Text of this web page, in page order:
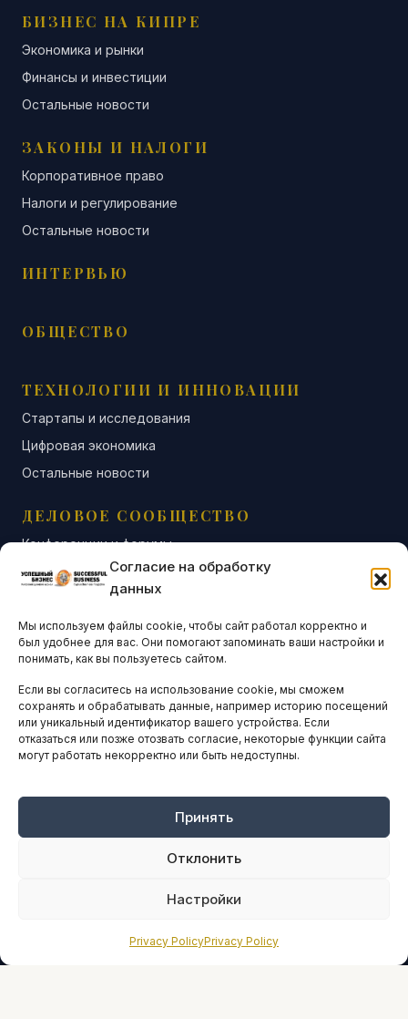
Согласие на обработку
данных
Мы используем файлы cookie, чтобы сайт работал корректно и
был удобнее для вас. Они помогают запоминать ваши настройки и
понимать, как вы пользуетесь сайтом.
Если вы согласитесь на использование cookie, мы сможем
сохранять и обрабатывать данные, например историю посещений
или уникальный идентификатор вашего устройства. Если
отказаться или позже отозвать согласие, некоторые функции сайта
могут работать некорректно или быть недоступны.
Принять
Отклонить
Настройки
Privacy PolicyPrivacy Policy
БИЗНЕС НА КИПРЕ
Экономика и рынки
Финансы и инвестиции
Остальные новости
ЗАКОНЫ И НАЛОГИ
Корпоративное право
Налоги и регулирование
Остальные новости
ИНТЕРВЬЮ
ОБЩЕСТВО
ТЕХНОЛОГИИ И ИННОВАЦИИ
Стартапы и исследования
Цифровая экономика
Остальные новости
ДЕЛОВОЕ СООБЩЕСТВО
Конференции и форумы
Бизнес-клубы и ассоциации
Остальные новости
АНАЛИТИКА И СТАТИСТИКА
ARTICLES IN ENGLISH
НАВИГАЦИЯ
Оплата онлайн